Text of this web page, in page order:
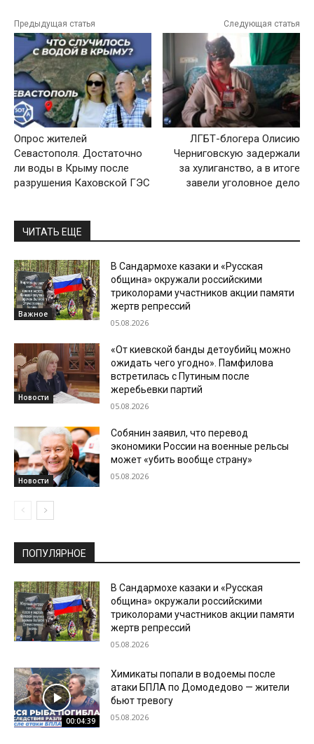
Предыдущая статья
Опрос жителей
Севастополя. Достаточно
ли воды в Крыму после
разрушения Каховской ГЭС
Следующая статья
ЛГБТ-блогера Олисию
Черниговскую задержали
за хулиганство, а в итоге
завели уголовное дело
ЧИТАТЬ ЕЩЕ
Важное
В Сандармохе казаки и «Русская
община» окружали российскими
триколорами участников акции памяти
жертв репрессий
05.08.2026
Новости
«От киевской банды детоубийц можно
ожидать чего угодно». Памфилова
встретилась с Путиным после
жеребьевки партий
05.08.2026
Новости
Собянин заявил, что перевод
экономики России на военные рельсы
может «убить вообще страну»
05.08.2026
ПОПУЛЯРНОЕ
В Сандармохе казаки и «Русская
община» окружали российскими
триколорами участников акции памяти
жертв репрессий
05.08.2026
00:04:39
Химикаты попали в водоемы после
атаки БПЛА по Домодедово — жители
бьют тревогу
05.08.2026